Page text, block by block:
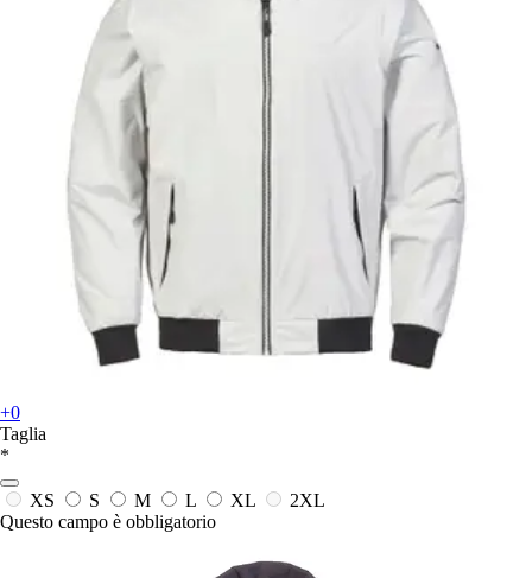
+0
Taglia
*
XS S M L XL
2XL
Questo campo è obbligatorio